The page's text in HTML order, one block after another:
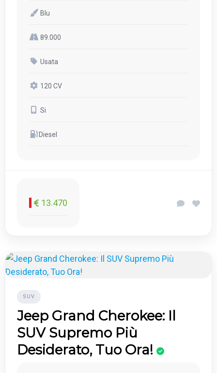
Blu
89.000
Usata
120 CV
Si
Diesel
13.470
SUV
Jeep Grand Cherokee: Il
SUV Supremo Più
Desiderato, Tuo Ora!